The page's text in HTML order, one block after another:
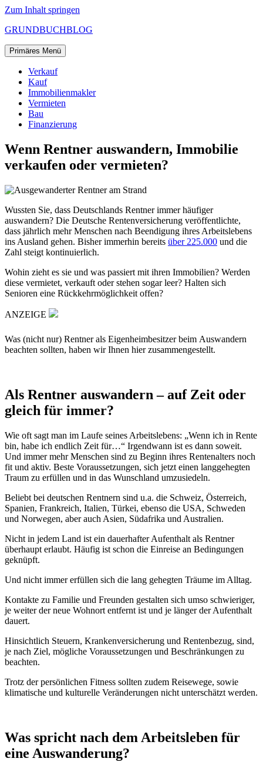
Zum Inhalt springen
GRUNDBUCHBLOG
Primäres Menü
Verkauf
Kauf
Immobilienmakler
Vermieten
Bau
Finanzierung
Wenn Rentner auswandern, Immobilie
verkaufen oder vermieten?
Wussten Sie, dass Deutschlands Rentner immer häufiger
auswandern? Die Deutsche Rentenversicherung veröffentlichte,
dass jährlich mehr Menschen nach Beendigung ihres Arbeitslebens
ins Ausland gehen. Bisher immerhin bereits über 225.000 und die
Zahl steigt kontinuierlich.
Wohin zieht es sie und was passiert mit ihren Immobilien? Werden
diese vermietet, verkauft oder stehen sogar leer? Halten sich
Senioren eine Rückkehrmöglichkeit offen?
ANZEIGE
Was (nicht nur) Rentner als Eigenheimbesitzer beim Auswandern
beachten sollten, haben wir Ihnen hier zusammengestellt.
Als Rentner auswandern – auf Zeit oder
gleich für immer?
Wie oft sagt man im Laufe seines Arbeitslebens: „Wenn ich in Rente
bin, habe ich endlich Zeit für…“ Irgendwann ist es dann soweit.
Und immer mehr Menschen sind zu Beginn ihres Rentenalters noch
fit und aktiv. Beste Voraussetzungen, sich jetzt einen langgehegten
Traum zu erfüllen und in das Wunschland umzusiedeln.
Beliebt bei deutschen Rentnern sind u.a. die Schweiz, Österreich,
Spanien, Frankreich, Italien, Türkei, ebenso die USA, Schweden
und Norwegen, aber auch Asien, Südafrika und Australien.
Nicht in jedem Land ist ein dauerhafter Aufenthalt als Rentner
überhaupt erlaubt. Häufig ist schon die Einreise an Bedingungen
geknüpft.
Und nicht immer erfüllen sich die lang gehegten Träume im Alltag.
Kontakte zu Familie und Freunden gestalten sich umso schwieriger,
je weiter der neue Wohnort entfernt ist und je länger der Aufenthalt
dauert.
Hinsichtlich Steuern, Krankenversicherung und Rentenbezug, sind,
je nach Ziel, mögliche Voraussetzungen und Beschränkungen zu
beachten.
Trotz der persönlichen Fitness sollten zudem Reisewege, sowie
klimatische und kulturelle Veränderungen nicht unterschätzt werden.
Was spricht nach dem Arbeitsleben für
eine Auswanderung?